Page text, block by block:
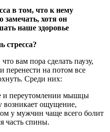
в том, что к нему
хотя он
наше здоровье
стресса?
вам пора сделать паузу,
перенести на потом все
Среди них:
и переутомлении мышцы
возникает ощущение,
у мужчин чаще всего болит
часть спины.